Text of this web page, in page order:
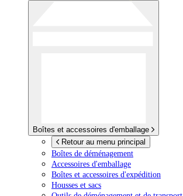
Boîtes et accessoires d'emballage
Retour au menu principal
Boîtes de déménagement
Accessoires d'emballage
Boîtes et accessoires d'expédition
Housses et sacs